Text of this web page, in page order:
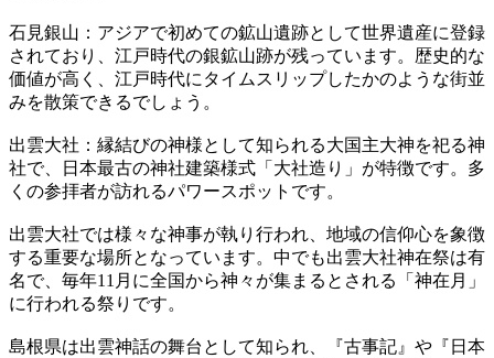
石見銀山：アジアで初めての鉱山遺跡として世界遺産に登録
されており、江戸時代の銀鉱山跡が残っています。歴史的な
価値が高く、江戸時代にタイムスリップしたかのような街並
みを散策できるでしょう。
出雲大社：縁結びの神様として知られる大国主大神を祀る神
社で、日本最古の神社建築様式「大社造り」が特徴です。多
くの参拝者が訪れるパワースポットです。
出雲大社では様々な神事が執り行われ、地域の信仰心を象徴
する重要な場所となっています。中でも出雲大社神在祭は有
名で、毎年11月に全国から神々が集まるとされる「神在月」
に行われる祭りです。
島根県は出雲神話の舞台として知られ、『古事記』や『日本